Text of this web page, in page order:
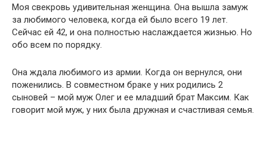
Моя свекровь удивительная женщина. Она вышла замуж
за любимого человека, когда ей было всего 19 лет.
Сейчас ей 42, и она полностью наслаждается жизнью. Но
обо всем по порядку.
Она ждала любимого из армии. Когда он вернулся, они
поженились. В совместном браке у них родились 2
сыновей – мой муж Олег и ее младший брат Максим. Как
говорит мой муж, у них была дружная и счастливая семья.